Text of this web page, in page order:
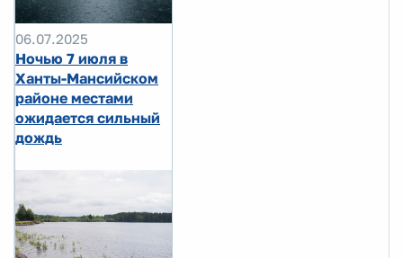
06.07.2025
Ночью 7 июля в
Ханты-Мансийском
районе местами
ожидается сильный
дождь